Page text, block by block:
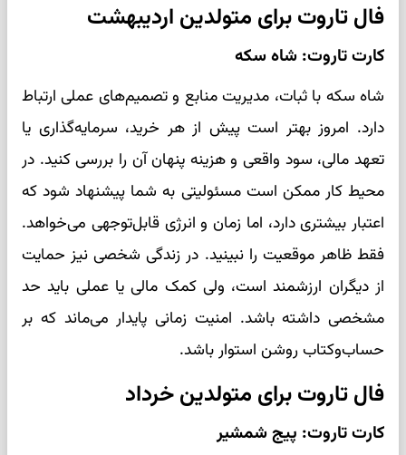
فال تاروت برای متولدین اردیبهشت
کارت تاروت: شاه سکه
شاه سکه با ثبات، مدیریت منابع و تصمیم‌های عملی ارتباط
دارد. امروز بهتر است پیش از هر خرید، سرمایه‌گذاری یا
تعهد مالی، سود واقعی و هزینه پنهان آن را بررسی کنید. در
محیط کار ممکن است مسئولیتی به شما پیشنهاد شود که
اعتبار بیشتری دارد، اما زمان و انرژی قابل‌توجهی می‌خواهد.
فقط ظاهر موقعیت را نبینید. در زندگی شخصی نیز حمایت
از دیگران ارزشمند است، ولی کمک مالی یا عملی باید حد
مشخصی داشته باشد. امنیت زمانی پایدار می‌ماند که بر
حساب‌وکتاب روشن استوار باشد.
فال تاروت برای متولدین خرداد
کارت تاروت: پیج شمشیر